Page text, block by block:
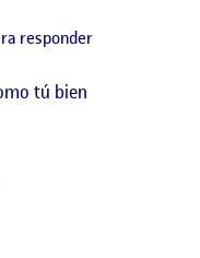
tú bien
responder